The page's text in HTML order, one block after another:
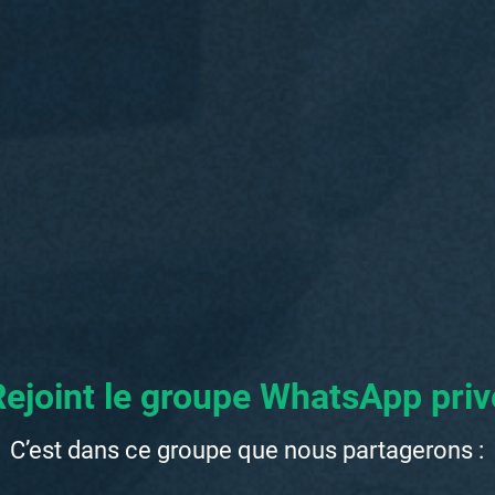
le groupe WhatsApp
C’est dans ce groupe que nous partagerons :